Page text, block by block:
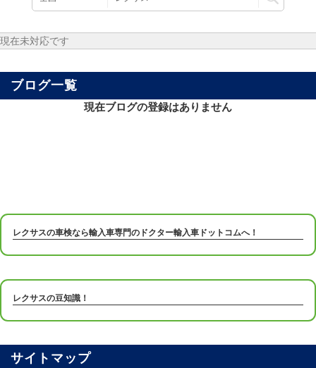
現在未対応です
ブログ一覧
現在ブログの登録はありません
レクサスの車検なら輸入車専門のドクター輸入車ドットコムへ！
レクサスの豆知識！
サイトマップ